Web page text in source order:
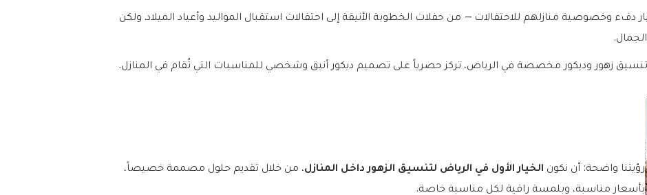
الأوركيد
السيمبيديوم
الجيبسوفيلا
دفء وخصوصية منازلهم للاحتفالات — من حفلات الخطوبة الأنيقة إلى احتفالات استقبال المواليد وأعياد الميلاد. ولكن
زهور وديكور مخصصة في الرياض، تركز حصرياً على تصميم ديكور أنيق وشخصي للمناسبات التي تُقام في المنازل.
رؤيتنا واضحة: أن نكون الخيار الأول في الرياض لتنسيق الزهور داخل المنازل، من خلال تقديم حلول مصممة خصيصاً،
بأسعار مناسبة، وبلمسة راقية لكل مناسبة خاصة.